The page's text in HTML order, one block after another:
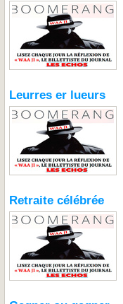
Leurres er lueurs
Retraite célébrée